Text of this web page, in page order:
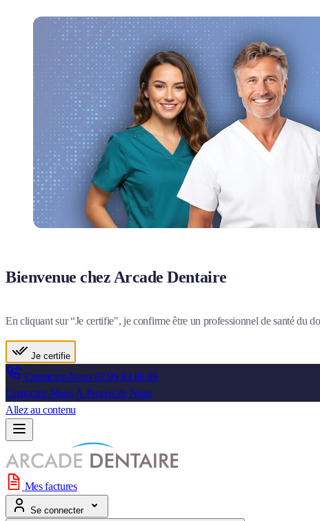
Bienvenue chez Arcade Dentaire
En cliquant sur “Je certifie", je confirme être un professionnel de santé du
Je certifie
Contactez-Nous02 99 83 88 89
Contactez-Nous À Propos de Nous
Allez au contenu
Mes factures
Se connecter